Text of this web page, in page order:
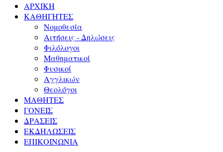
ΑΡΧΙΚΗ
ΚΑΘΗΓΗΤΕΣ
Νομοθεσία
Αιτήσεις - Δηλώσεις
Φιλόλογοι
Μαθηματικοί
Φυσικοί
Αγγλικών
Θεολόγοι
ΜΑΘΗΤΕΣ
ΓΟΝΕΙΣ
ΔΡΑΣΕΙΣ
ΕΚΔΗΛΩΣΕΙΣ
ΕΠΙΚΟΙΝΩΝΙΑ